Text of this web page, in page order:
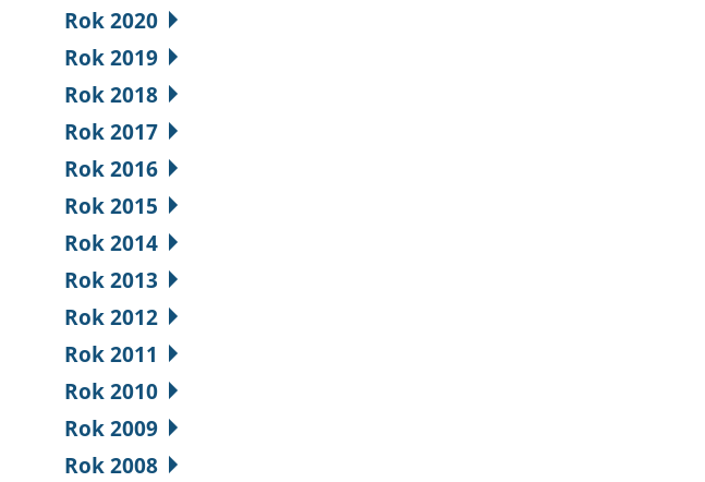
Rok 2020
Rok 2019
Rok 2018
Rok 2017
Rok 2016
Rok 2015
Rok 2014
Rok 2013
Rok 2012
Rok 2011
Rok 2010
Rok 2009
Rok 2008